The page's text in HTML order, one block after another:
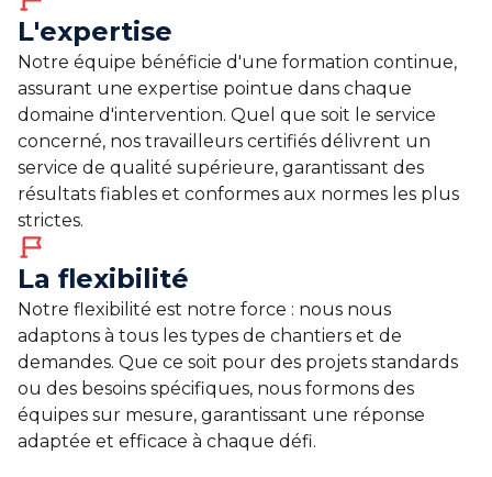
L'expertise
Notre équipe bénéficie d'une formation continue,
assurant une expertise pointue dans chaque
domaine d'intervention. Quel que soit le service
concerné, nos travailleurs certifiés délivrent un
service de qualité supérieure, garantissant des
résultats fiables et conformes aux normes les plus
strictes.
La flexibilité
Notre flexibilité est notre force : nous nous
adaptons à tous les types de chantiers et de
demandes. Que ce soit pour des projets standards
ou des besoins spécifiques, nous formons des
équipes sur mesure, garantissant une réponse
adaptée et efficace à chaque défi.